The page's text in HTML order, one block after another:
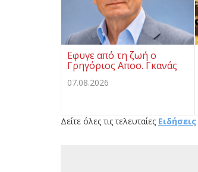
Eφυγε από τη ζωή ο
Γρηγόριος Αποσ. Γκανάς
07.08.2026
Δείτε όλες τις τελευταίες Ειδήσεις